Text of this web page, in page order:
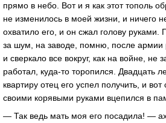
прямо в небо. Вот и я как этот тополь
не изменилось в моей жизни, и ничего
охватило его, и он сжал голову руками.
за шум, на заводе, помню, после армии
и сверкало все вокруг, как на войне, не
работал, куда-то торопился. Двадцать
квартиру отец его успел получить, и вот
своими корявыми руками вцепился в
— Так ведь мать моя его посадила! —